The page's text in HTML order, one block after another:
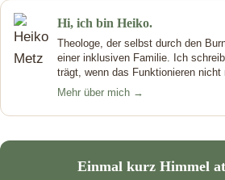
Hi, ich bin Heiko.
Theologe, der selbst durch den
einer inklusiven Familie. Ich
trägt, wenn das Funktionieren nicht
Mehr über mich →
Einmal kurz Himmel